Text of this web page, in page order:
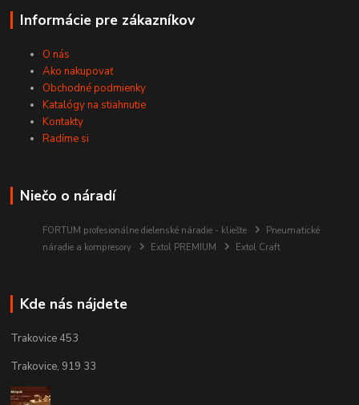
Informácie pre zákazníkov
O nás
Ako nakupovať
Obchodné podmienky
Katalógy na stiahnutie
Kontakty
Radíme si
Niečo o náradí
FORTUM profesionálne dielenské náradie - kliešte
Pneumatické
náradie a kompresory
Extol PREMIUM Extol Craft
Kde nás nájdete
Trakovice 453
Trakovice, 919 33